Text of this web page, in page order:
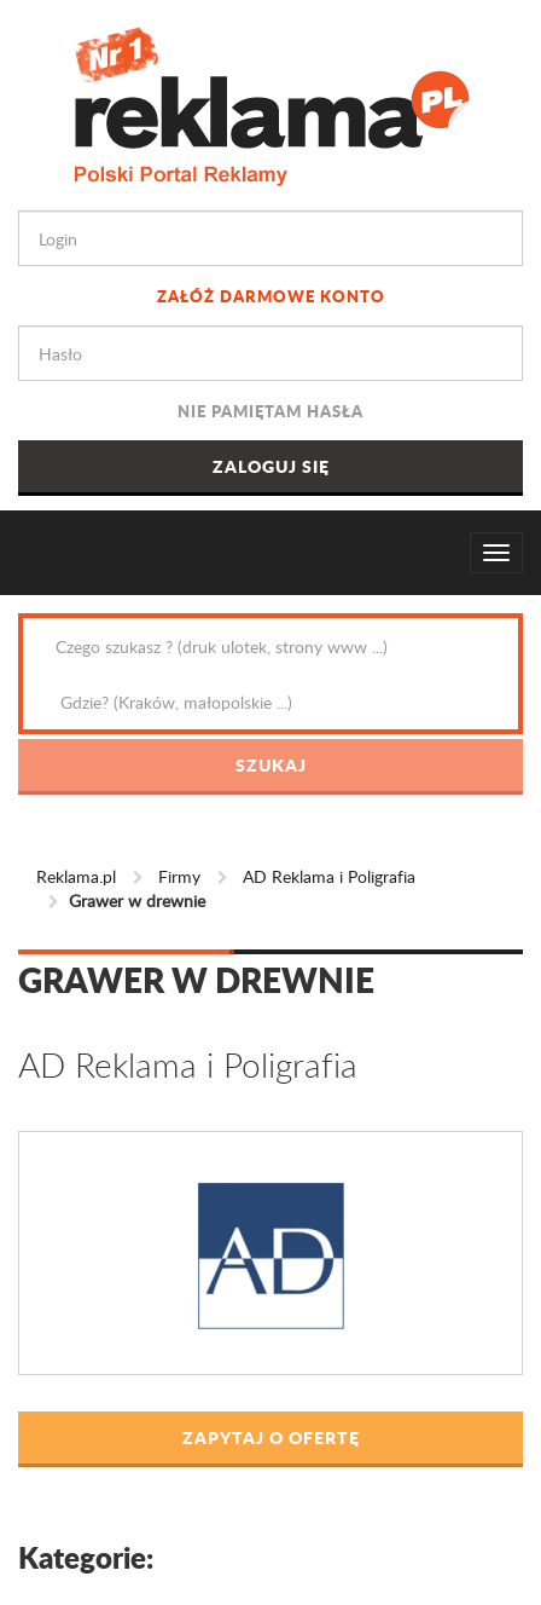
ZAŁÓŻ DARMOWE KONTO
NIE PAMIĘTAM HASŁA
Reklama.pl Firmy
AD Reklama i Poligrafia
Grawer w drewnie
GRAWER W DREWNIE
AD Reklama i Poligrafia
ZAPYTAJ O OFERTĘ
Kategorie: